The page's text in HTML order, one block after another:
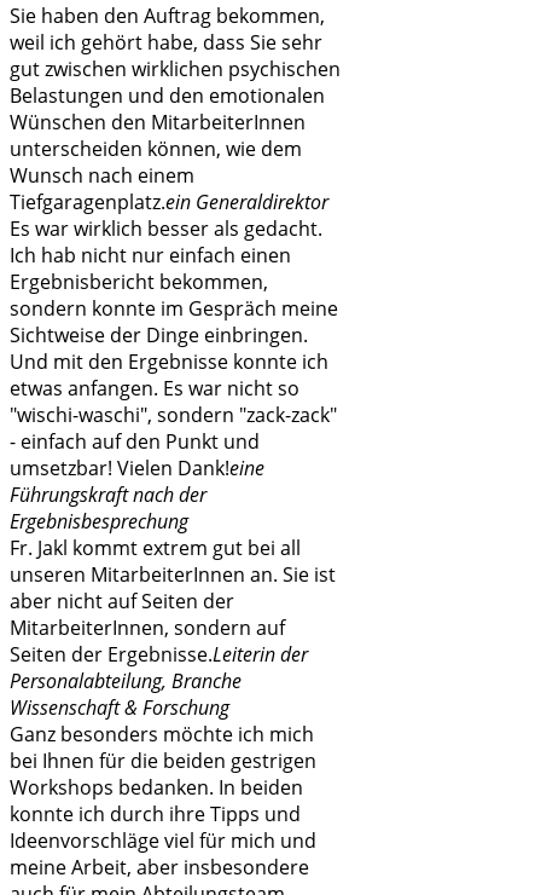
Sie haben den Auftrag bekommen,
weil ich gehört habe, dass Sie sehr
gut zwischen wirklichen psychischen
Belastungen und den emotionalen
Wünschen den MitarbeiterInnen
unterscheiden können, wie dem
Wunsch nach einem
Tiefgaragenplatz.ein Generaldirektor
Es war wirklich besser als gedacht.
Ich hab nicht nur einfach einen
Ergebnisbericht bekommen,
sondern konnte im Gespräch meine
Sichtweise der Dinge einbringen.
Und mit den Ergebnisse konnte ich
etwas anfangen. Es war nicht so
"wischi-waschi", sondern "zack-zack"
- einfach auf den Punkt und
umsetzbar! Vielen Dank!eine
Führungskraft nach der
Ergebnisbesprechung
Fr. Jakl kommt extrem gut bei all
unseren MitarbeiterInnen an. Sie ist
aber nicht auf Seiten der
MitarbeiterInnen, sondern auf
Seiten der Ergebnisse.Leiterin der
Personalabteilung, Branche
Wissenschaft & Forschung
Ganz besonders möchte ich mich
bei Ihnen für die beiden gestrigen
Workshops bedanken. In beiden
konnte ich durch ihre Tipps und
Ideenvorschläge viel für mich und
meine Arbeit, aber insbesondere